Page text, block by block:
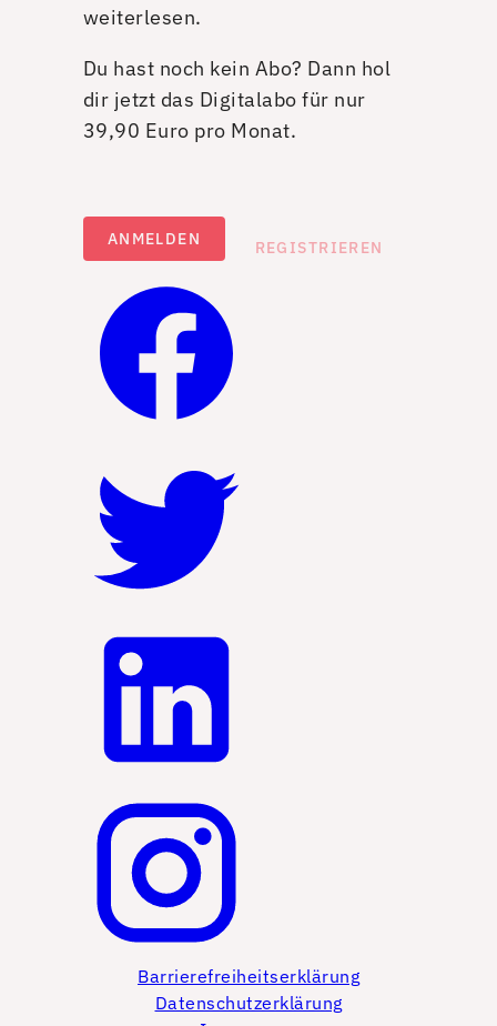
weiterlesen.
Du hast noch kein Abo? Dann hol
dir jetzt das Digitalabo für nur
39,90 Euro pro Monat.
ANMELDEN REGISTRIEREN
Barrierefreiheitserklärung
Datenschutzerklärung